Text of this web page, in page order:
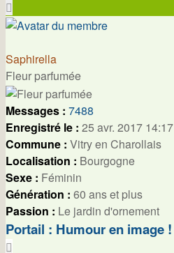
Saphirella
Fleur parfumée
Messages : 7488
Enregistré le : 25 avr. 2017 14:17
Commune : Vitry en Charollais
Localisation : Bourgogne
Sexe : Féminin
Génération : 60 ans et plus
Passion : Le jardin d'ornement
Portail : Humour en image !